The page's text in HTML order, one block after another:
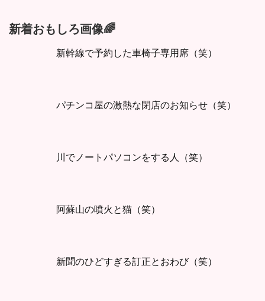
新着おもしろ画像🌈
新幹線で予約した車椅子専用席（笑）
パチンコ屋の激熱な閉店のお知らせ（笑）
川でノートパソコンをする人（笑）
阿蘇山の噴火と猫（笑）
新聞のひどすぎる訂正とおわび（笑）